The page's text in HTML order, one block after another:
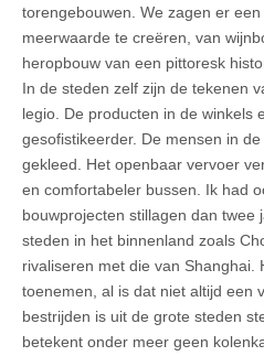
torengebouwen. We zagen er
meerwaarde te creëren, van
heropbouw van een pittoresk
In de steden zelf zijn de tekenen
legio. De producten in de winkels
gesofistikeerder. De mensen in
gekleed. Het openbaar vervoer
en comfortabeler bussen. Ik had
bouwprojecten stillagen dan twee
steden in het binnenland zoals
rivaliseren met die van Shanghai.
toenemen, al is dat niet altijd een
bestrijden is uit de grote steden
betekent onder meer geen